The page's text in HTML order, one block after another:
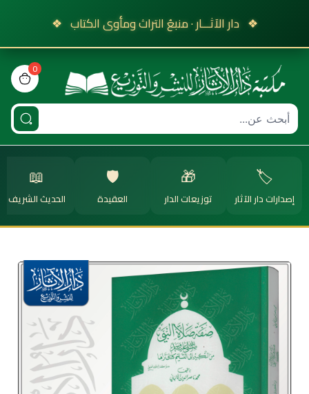
❖ دار الآثـــار · منبعُ التراث ومأوى الكتاب ❖
0
bag
🏷️
إصدارات دار الآثار
🎁
توزيعات الدار
🛡️
العقيدة
📖
الحديث الشريف